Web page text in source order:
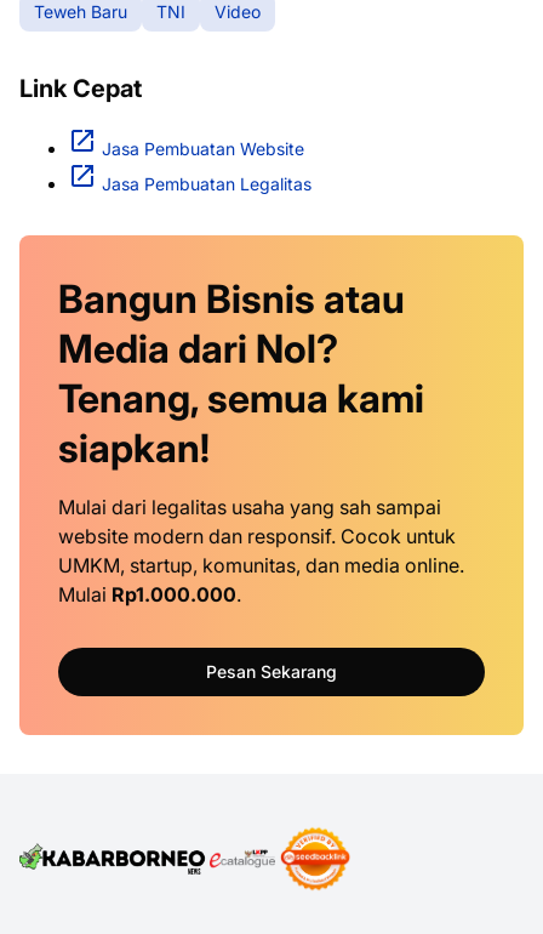
Teweh Baru
TNI Video
Link Cepat
Jasa Pembuatan Website
Jasa Pembuatan Legalitas
Bangun Bisnis atau
Media dari Nol?
Tenang, semua kami
siapkan!
Mulai dari legalitas usaha yang sah sampai
website modern dan responsif. Cocok untuk
UMKM, startup, komunitas, dan media online.
Mulai Rp1.000.000.
Pesan Sekarang